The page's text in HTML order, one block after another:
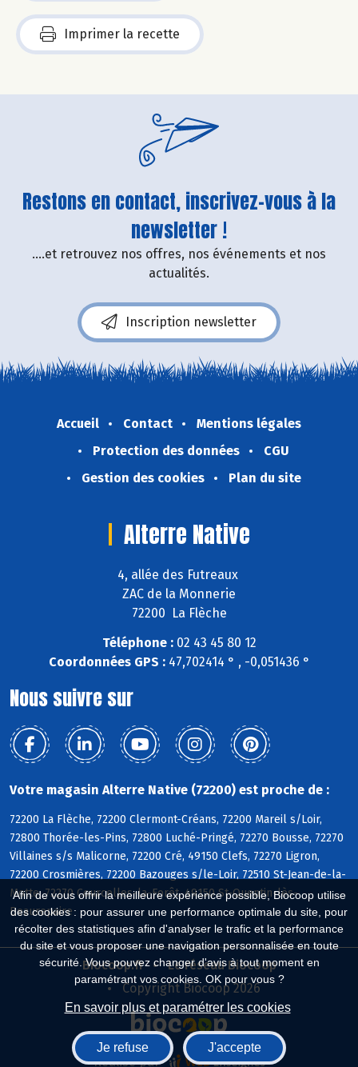
Afin de vous offrir la meilleure expérience possible, Biocoop utilise
des cookies : pour assurer une performance optimale du site, pour
récolter des statistiques afin d'analyser le trafic et la performance
du site et vous proposer une navigation personnalisée en toute
sécurité. Vous pouvez changer d'avis à tout moment en
paramétrant vos cookies. OK pour vous ?
En savoir plus et paramétrer les cookies
Je refuse J'accepte
Imprimer la recette
Restons en contact, inscrivez-vous à la
newsletter !
....et retrouvez nos offres, nos événements et nos
actualités.
Inscription newsletter
Accueil Contact
Mentions légales
Protection des données
CGU
Gestion des cookies
Plan du site
Alterre Native
4, allée des Futreaux
ZAC de la Monnerie
72200 La Flèche
Téléphone :02 43 45 80 12
Coordonnées GPS :47,702414 ° , -0,051436 °
Nous suivre sur
Votre magasin Alterre Native (72200) est proche de :
72200 La Flèche, 72200 Clermont-Créans, 72200 Mareil s/Loir,
72800 Thorée-les-Pins, 72800 Luché-Pringé, 72270 Bousse, 72270
Villaines s/s Malicorne, 72200 Cré, 49150 Clefs, 72270 Ligron,
72200 Crosmières, 72200 Bazouges s/le-Loir, 72510 St-Jean-de-la-
Motte, 72270 Courcelles-la-Forêt, 49150 St-Quentin-lès-
Beaurepaire
Biocoop.fr
Le réseau Biocoop
Copyright Biocoop 2026
Réalisé par